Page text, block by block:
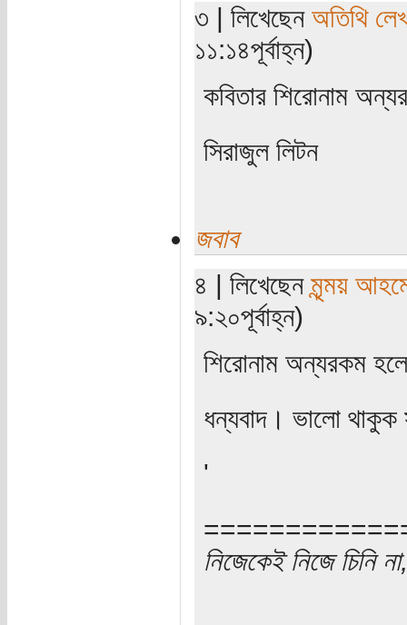
৩ | লিখেছেন অতিথি
১১:১৪পূর্বাহ্ন)
কবিতার শিরোনাম
সিরাজুল লিটন
জবাব
৪ | লিখেছেনমৃন্ময়
৯:২০পূর্বাহ্ন)
শিরোনাম অন্যরকম
ধন্যবাদ। ভালো
'
নিজেকেই নিজে চিনি